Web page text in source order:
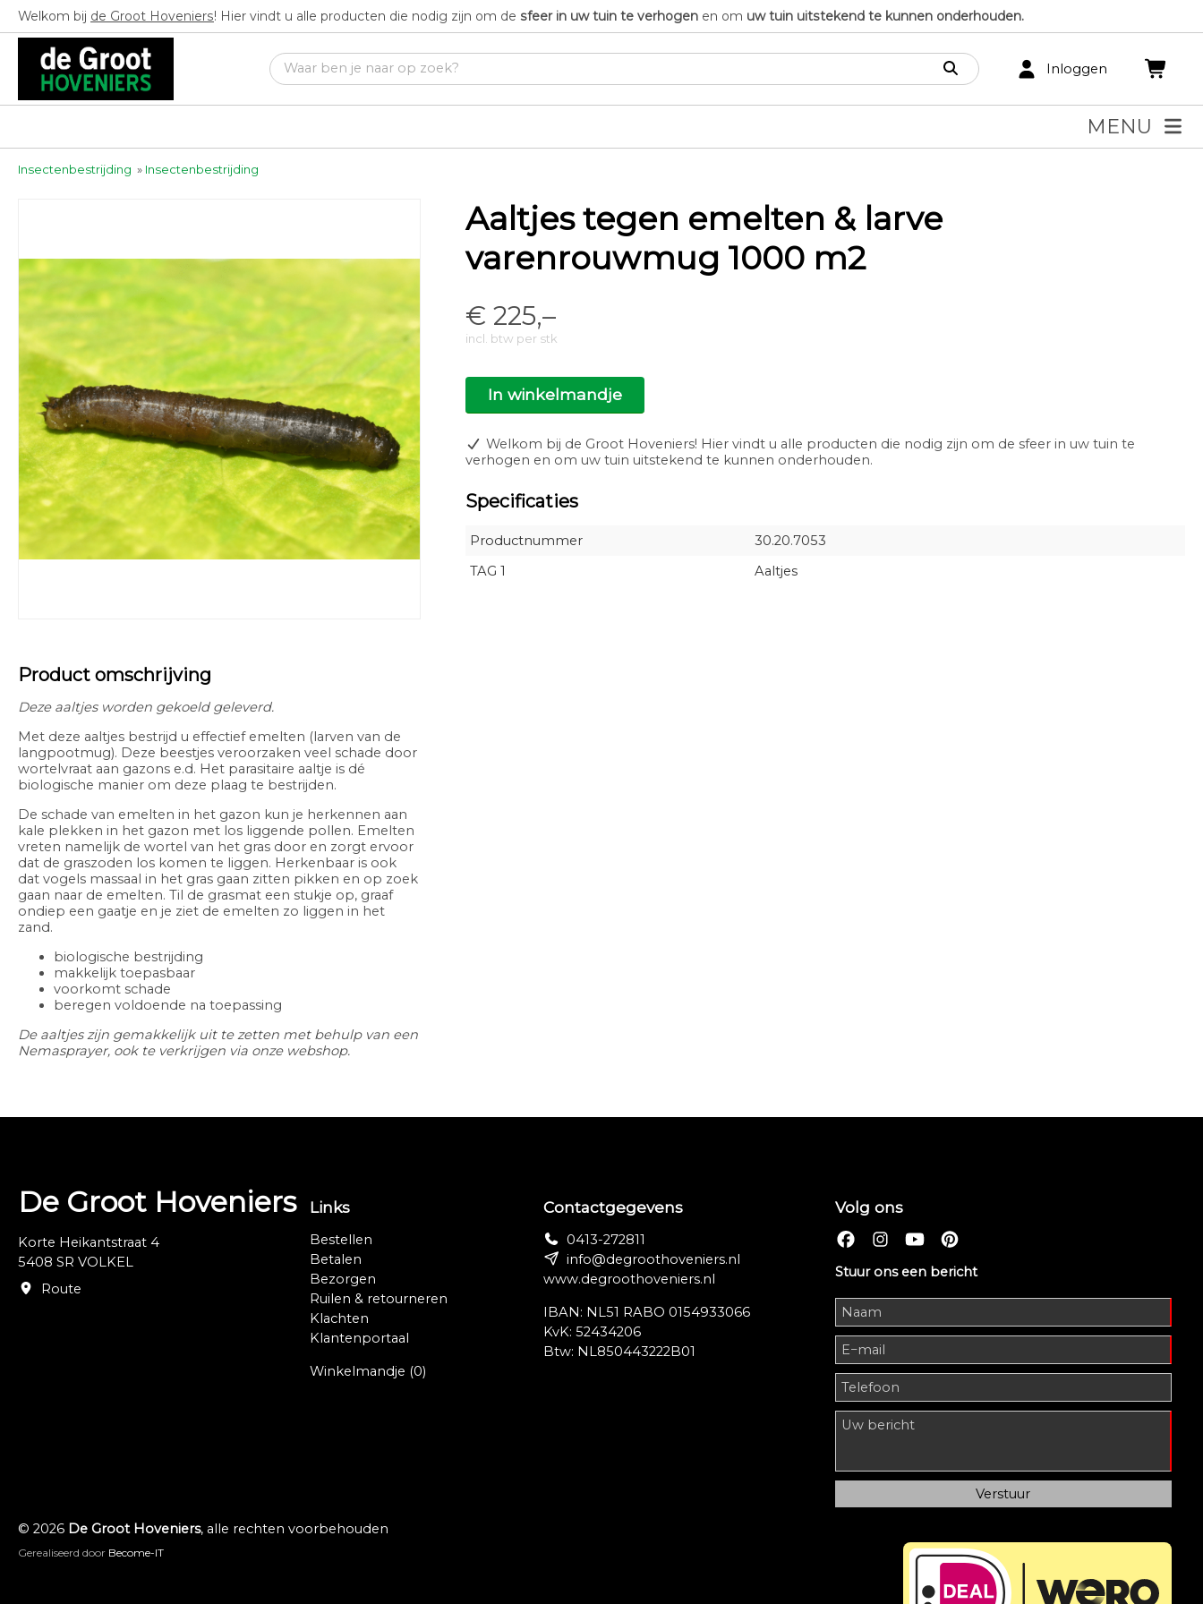
Welkom bij de Groot Hoveniers! Hier vindt u alle producten die nodig zijn om de sfeer in uw tuin te verhogen en om uw tuin uitstekend te kunnen onderhouden.
Inloggen
MENU
Insectenbestrijding » Insectenbestrijding
Product omschrijving
Deze aaltjes worden gekoeld geleverd.
Met deze aaltjes bestrijd u effectief emelten (larven van de
langpootmug). Deze beestjes veroorzaken veel schade door
wortelvraat aan gazons e.d. Het parasitaire aaltje is dé
biologische manier om deze plaag te bestrijden.
De schade van emelten in het gazon kun je herkennen aan
kale plekken in het gazon met los liggende pollen. Emelten
vreten namelijk de wortel van het gras door en zorgt ervoor
dat de graszoden los komen te liggen. Herkenbaar is ook
dat vogels massaal in het gras gaan zitten pikken en op zoek
gaan naar de emelten. Til de grasmat een stukje op, graaf
ondiep een gaatje en je ziet de emelten zo liggen in het
zand.
biologische bestrijding
makkelijk toepasbaar
voorkomt schade
beregen voldoende na toepassing
De aaltjes zijn gemakkelijk uit te zetten met behulp van een
Nemasprayer, ook te verkrijgen via onze webshop.
Aaltjes tegen emelten & larve
varenrouwmug 1000 m2
€ 225,–
incl. btw per stk
In winkelmandje
Welkom bij de Groot Hoveniers! Hier vindt u alle producten die nodig zijn om de sfeer in uw tuin te
verhogen en om uw tuin uitstekend te kunnen onderhouden.
Specificaties
Productnummer
30.20.7053
TAG 1
Aaltjes
De Groot Hoveniers
Korte Heikantstraat 4
5408 SR VOLKEL
Route
Links
Bestellen
Betalen
Bezorgen
Ruilen & retourneren
Klachten
Klantenportaal
Winkelmandje (0)
Contactgegevens
0413-272811
info@degroothoveniers.nl
www.degroothoveniers.nl
IBAN: NL51 RABO 0154933066
KvK: 52434206
Btw: NL850443222B01
Volg ons
Stuur ons een bericht
© 2026 De Groot Hoveniers, alle rechten voorbehouden
Gerealiseerd door Become-IT